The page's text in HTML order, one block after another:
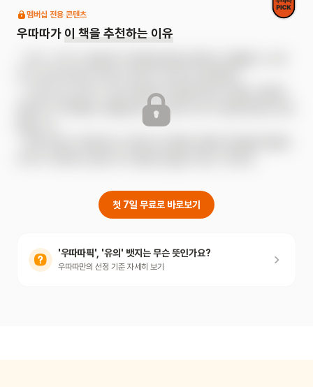
명랑한 두 어린이와 영리하고 잘생긴 고양이가 등장하여 위트
있는 말풍선 대화와 깨알 같은 팁을 통해 건강 지식을 지루함
없이 전달합니다.
멤버십 전용 콘텐츠
우따따가 이 책을 추천하는 이유
- 코 푸는 법, 생식기 씻는 법처럼 꼭 필요하지만 어른도 정확히
알려주기 어려웠던 내용을 담아, 부모와 아이가 함께 확인하기에
첫 7일 무료로 바로보기
'우따따픽', '유의' 뱃지는 무슨 뜻인가요?
우따따만의 선정 기준 자세히 보기